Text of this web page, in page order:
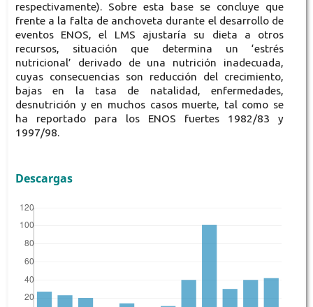
respectivamente). Sobre esta base se concluye que
frente a la falta de anchoveta durante el desarrollo de
eventos ENOS, el LMS ajustaría su dieta a otros
recursos, situación que determina un ‘estrés
nutricional’ derivado de una nutrición inadecuada,
cuyas consecuencias son reducción del crecimiento,
bajas en la tasa de natalidad, enfermedades,
desnutrición y en muchos casos muerte, tal como se
ha reportado para los ENOS fuertes 1982/83 y
1997/98.
Descargas